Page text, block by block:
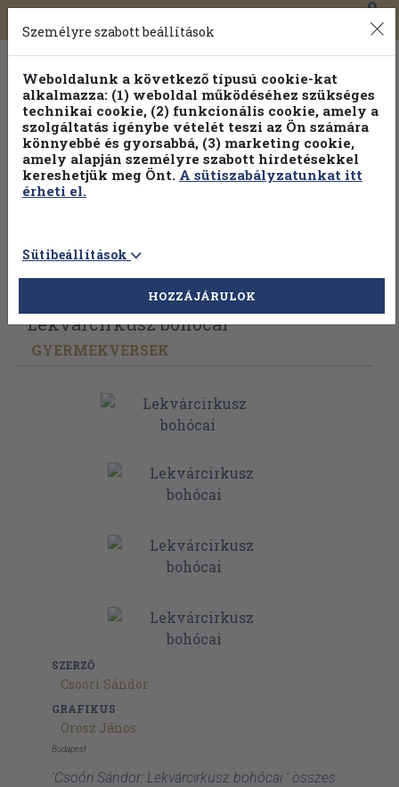
Toggle
navigation
0
Vissza az előző oldalra Válasszon példányt
Lekvárcirkusz bohócai
GYERMEKVERSEK
SZERZŐ
Csoóri Sándor
GRAFIKUS
Orosz János
Budapest
'Csoóri Sándor: Lekvárcirkusz bohócai ' összes
Személyre szabott beállítások
Weboldalunk a következő típusú cookie-kat
alkalmazza: (1) weboldal működéséhez szükséges
technikai cookie, (2) funkcionális cookie, amely a
szolgáltatás igénybe vételét teszi az Ön számára
könnyebbé és gyorsabbá, (3) marketing cookie,
amely alapján személyre szabott hirdetésekkel
kereshetjük meg Önt. A sütiszabályzatunkat itt
érheti el.
Sütibeállítások
HOZZÁJÁRULOK